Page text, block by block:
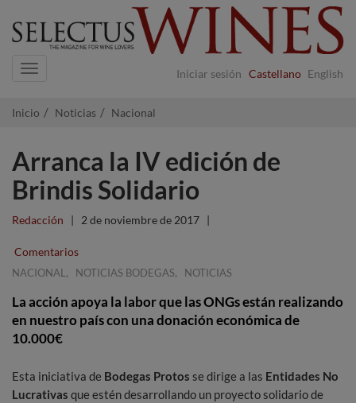
Iniciar sesión Castellano English
Navigation
Inicio Noticias Nacional
Arranca la IV edición de
Brindis Solidario
Redacción | 2 de noviembre de 2017 |
Comentarios
NACIONAL , NOTICIAS BODEGAS, NOTICIAS
La acción apoya la labor que las ONGs están realizando
en nuestro país con una donación económica de
10.000€
Esta iniciativa de Bodegas Protos se dirige a las Entidades No
Lucrativas que estén desarrollando un proyecto solidario de